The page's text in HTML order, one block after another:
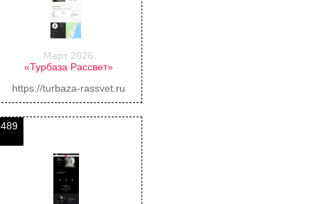
Март 2026
«Турбаза Рассвет»
https://turbaza-rassvet.ru
489